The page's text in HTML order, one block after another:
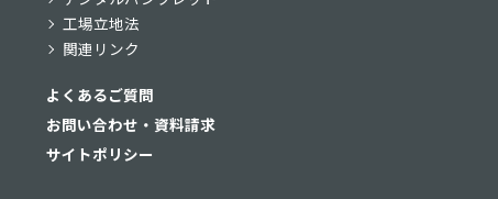
工場立地法
関連リンク
よくあるご質問
お問い合わせ・資料請求
サイトポリシー